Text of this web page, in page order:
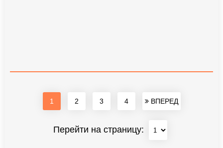
1 2 3 4 ВПЕРЕД
Перейти на страницу: